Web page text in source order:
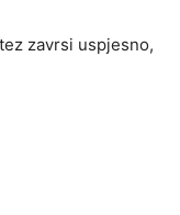
zavrsi uspjesno,